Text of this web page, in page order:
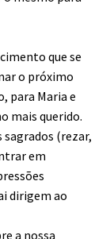
que se
o próximo
para Maria e
mais querido.
(rezar,
em
dirigem ao
a nossa